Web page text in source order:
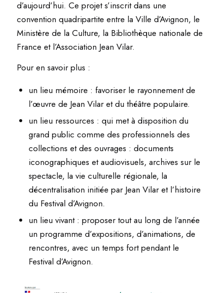
d’aujourd’hui. Ce projet s’inscrit dans une
convention quadripartite entre la Ville d’Avignon, le
Ministère de la Culture, la Bibliothèque nationale de
France et l’Association Jean Vilar.
Pour en savoir plus :
un lieu mémoire : favoriser le rayonnement de
l’œuvre de Jean Vilar et du théâtre populaire.
un lieu ressources : qui met à disposition du
grand public comme des professionnels des
collections et des ouvrages : documents
iconographiques et audiovisuels, archives sur le
spectacle, la vie culturelle régionale, la
décentralisation initiée par Jean Vilar et l’histoire
du Festival d’Avignon.
un lieu vivant: proposer tout au long de l’année
un programme d’expositions, d’animations, de
rencontres, avec un temps fort pendant le
Festival d’Avignon.